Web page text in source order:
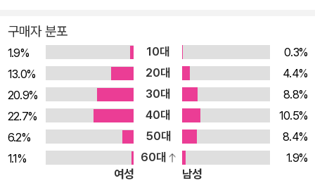
얼었던 마음도 간지럽게 녹아내린다-90~91쪽
구매자 분포
1.9% 10대
0.3%
13.0%
20대
4.4%
20.9%
30대
8.8%
22.7%
40대
10.5%
6.2%
50대
8.4%
1.1%
60대
1.9%
여성
남성